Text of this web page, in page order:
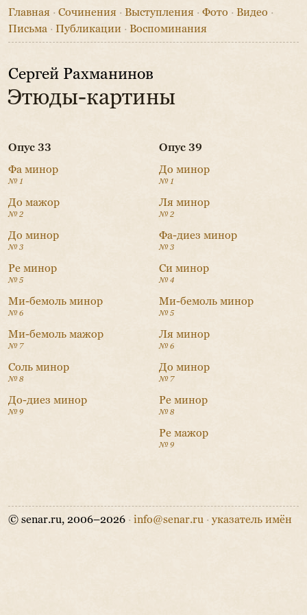
Главная · Сочинения · Выступления · Фото · Видео ·
Письма · Публикации · Воспоминания
Сергей Рахманинов
Этюды-картины
Опус 33
Фа минор
№ 1
До мажор
№ 2
До минор
№ 3
Ре минор
№ 5
Ми-бемоль минор
№ 6
Ми-бемоль мажор
№ 7
Соль минор
№ 8
До-диез минор
№ 9
Опус 39
До минор
№ 1
Ля минор
№ 2
Фа-диез минор
№ 3
Си минор
№ 4
Ми-бемоль минор
№ 5
Ля минор
№ 6
До минор
№ 7
Ре минор
№ 8
Ре мажор
№ 9
© senar.ru, 2006–2026 · info@senar.ru · указатель имён